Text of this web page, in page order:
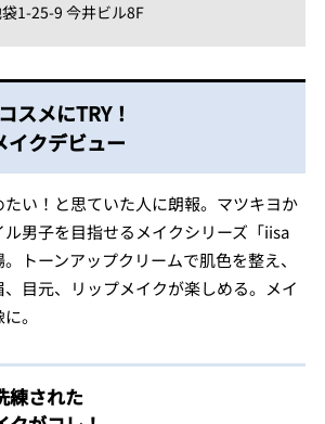
1-25-9 今井ビル8F
スメにTRY！
イクデビュー
たい！と思ていた人に朗報。マツキヨか
男子を目指せるメイクシリーズ「iisa
トーンアップクリームで肌色を整え、
目元、リップメイクが楽しめる。メイ
。
練された